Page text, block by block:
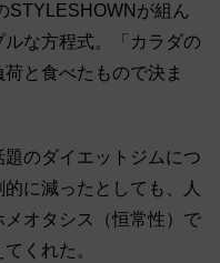
STYLESHOWNが組ん
な方程式。「カラダの
と食べたもので決ま
のダイエットジムにつ
に減ったとしても、人
オタシス（恒常性）で
くれた。